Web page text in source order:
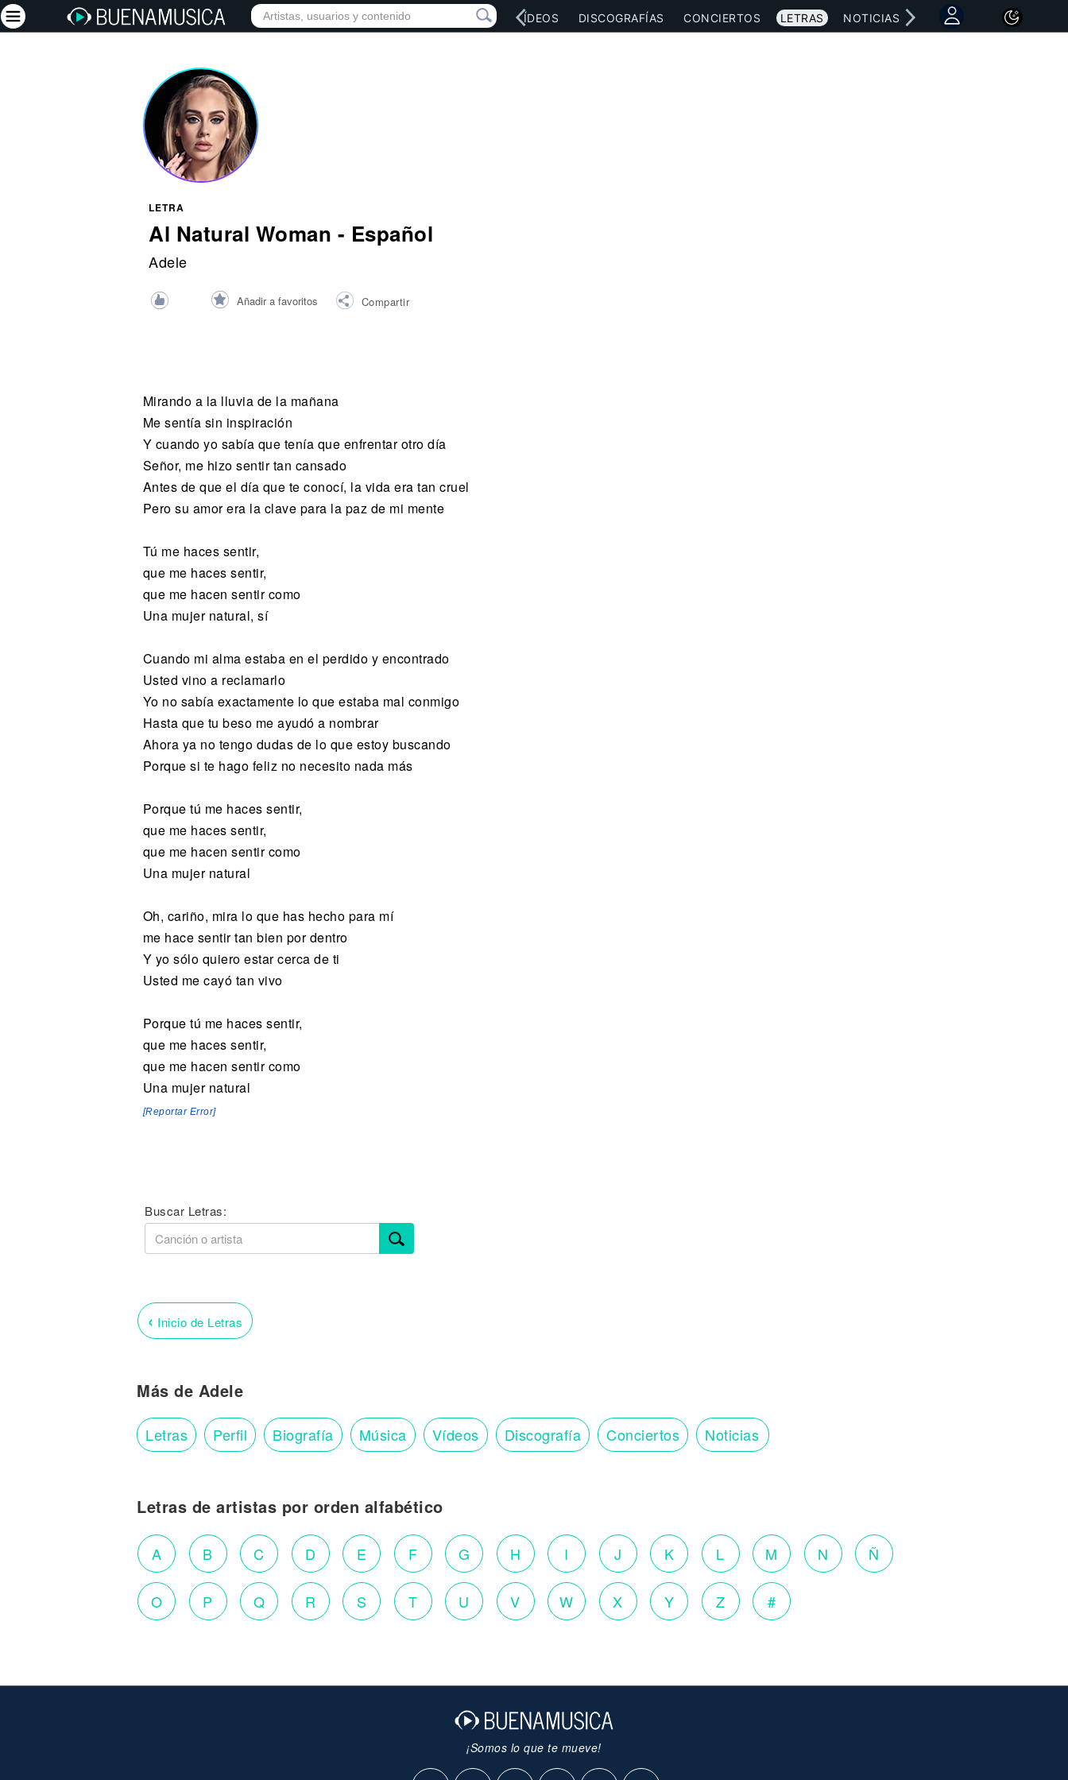
INICIO ARTISTAS RED SOCIAL MÚSICA VÍDEOS DISCOGRAFÍAS CONCIERTOS LETRAS NOTICIAS
LETRA
Al Natural Woman - Español
Adele
Añadir a favoritos Compartir
Mirando a la lluvia de la mañana
Me sentía sin inspiración
Y cuando yo sabía que tenía que enfrentar otro día
Señor, me hizo sentir tan cansado
Antes de que el día que te conocí, la vida era tan cruel
Pero su amor era la clave para la paz de mi mente
Tú me haces sentir,
que me haces sentir,
que me hacen sentir como
Una mujer natural, sí
Cuando mi alma estaba en el perdido y encontrado
Usted vino a reclamarlo
Yo no sabía exactamente lo que estaba mal conmigo
Hasta que tu beso me ayudó a nombrar
Ahora ya no tengo dudas de lo que estoy buscando
Porque si te hago feliz no necesito nada más
Porque tú me haces sentir,
que me haces sentir,
que me hacen sentir como
Una mujer natural
Oh, cariño, mira lo que has hecho para mí
me hace sentir tan bien por dentro
Y yo sólo quiero estar cerca de ti
Usted me cayó tan vivo
Porque tú me haces sentir,
que me haces sentir,
que me hacen sentir como
Una mujer natural
[Reportar Error]
Buscar Letras:
‹ Inicio de Letras
Más de Adele
Letras Perfil Biografía Música Vídeos Discografía Conciertos Noticias
Letras de artistas por orden alfabético
A B C D E F G H I J K L M N Ñ
O P Q R S T U V W X Y Z #
¡Somos lo que te mueve!